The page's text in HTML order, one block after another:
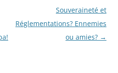
Souveraineté et
Réglementations? Ennemies
ou amies? →